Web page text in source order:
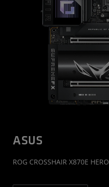
ASUS
ROG CROSSHAIR X870E HERO